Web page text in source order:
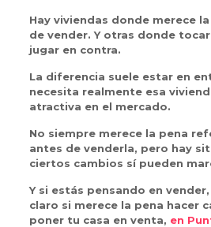
Hay viviendas donde merece
de vender. Y otras donde
jugar en contra.
La diferencia suele estar en
necesita realmente esa
atractiva en el mercado.
No siempre merece la pena
antes de venderla, pero hay
ciertos cambios sí pueden
Y si estás pensando en
claro si merece la pena hacer
poner tu casa en venta, en